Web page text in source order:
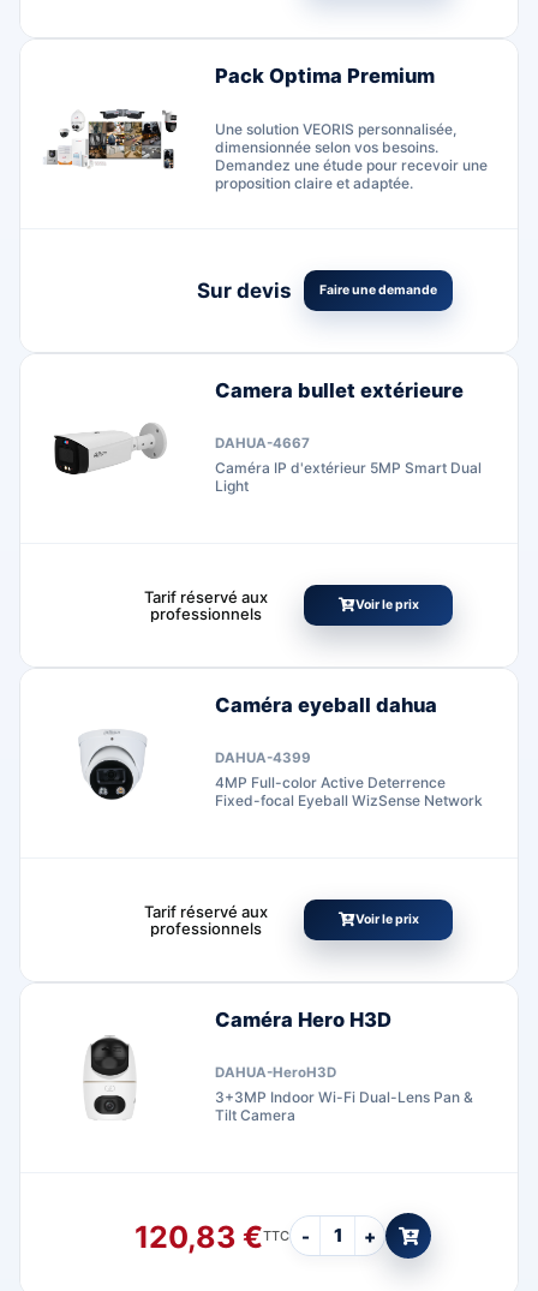
Pack Optima Premium
Une solution VEORIS personnalisée,
dimensionnée selon vos besoins.
Demandez une étude pour recevoir une
proposition claire et adaptée.
Sur devis Faire une demande
Camera bullet extérieure
DAHUA-4667
Caméra IP d'extérieur 5MP Smart Dual
Light
Tarif réservé aux
professionnels
Voir le prix
Caméra eyeball dahua
DAHUA-4399
4MP Full-color Active Deterrence
Fixed-focal Eyeball WizSense Network
Tarif réservé aux
professionnels
Voir le prix
Caméra Hero H3D
DAHUA-HeroH3D
3+3MP Indoor Wi-Fi Dual-Lens Pan &
Tilt Camera
120,83 €TTC - +